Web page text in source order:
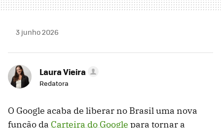
3 junho 2026
Laura Vieira
Redatora
O Google acaba de liberar no Brasil uma nova
função da Carteira do Google para tornar a